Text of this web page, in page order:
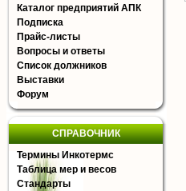
Каталог предприятий АПК
Подписка
Прайс-листы
Вопросы и ответы
Список должников
Выставки
Форум
СПРАВОЧНИК
Термины Инкотермс
Таблица мер и весов
Стандарты